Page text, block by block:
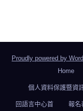
Proudly powered by
Home
個人資料保護暨資
回語言中心首 報名